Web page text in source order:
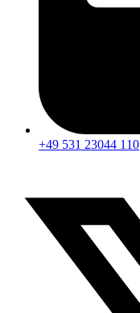
+49 531 23044 110